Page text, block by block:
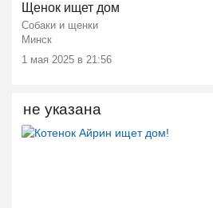
Щенок ищет дом
Собаки и щенки
Минск
1 мая 2025 в 21:56
не указана